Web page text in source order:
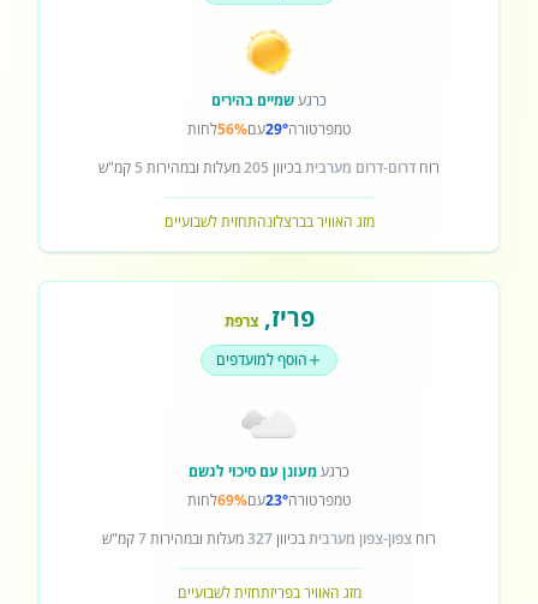
כרגעשמיים בהירים
טמפרטורה29°עם56%לחות
רוח דרום-דרום מערביתבכיוון 205מעלות ובמהירות 5 קמ"ש
מזג האוויר בברצלונהתחזית לשבועיים
פריז,צרפת
הוסף למועדפים
כרגעמעונן עם סיכוי לגשם
טמפרטורה23°עם69%לחות
רוח צפון-צפון מערביתבכיוון327מעלות ובמהירות7קמ"ש
מזג האוויר בפריזתחזית לשבועיים